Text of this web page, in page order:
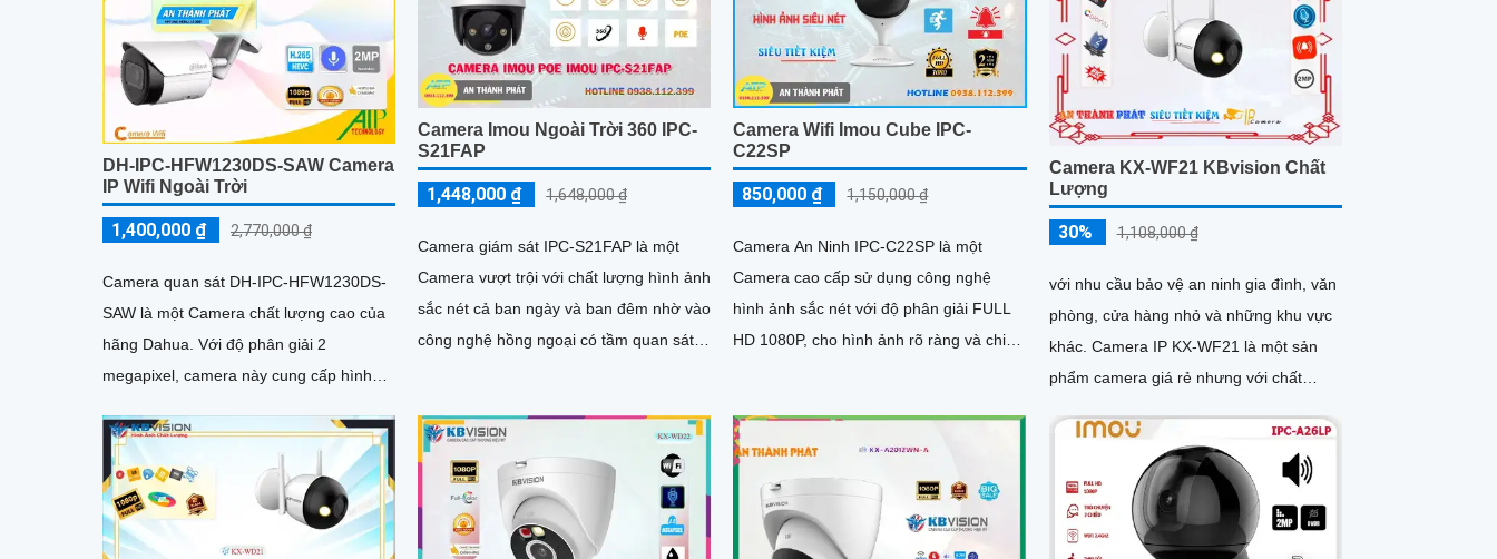
DH-IPC-HFW1230DS-SAW Camera
IP Wifi Ngoài Trời
1,400,000 ₫ 2,770,000 ₫
Camera quan sát DH-IPC-HFW1230DS-
SAW là một Camera chất lượng cao của
hãng Dahua. Với độ phân giải 2
megapixel, camera này cung cấp hình
Camera Imou Ngoài Trời 360 IPC-
S21FAP
1,448,000 ₫ 1,648,000 ₫
Camera giám sát IPC-S21FAP là một
Camera vượt trội với chất lượng hình ảnh
sắc nét cả ban ngày và ban đêm nhờ vào
công nghệ hồng ngoại có tầm quan sát
Camera Wifi Imou Cube IPC-
C22SP
850,000 ₫ 1,150,000 ₫
Camera An Ninh IPC-C22SP là một
Camera cao cấp sử dụng công nghệ
hình ảnh sắc nét với độ phân giải FULL
HD 1080P, cho hình ảnh rõ ràng và chi
Camera KX-WF21 KBvision Chất
Lượng
30% 1,108,000 ₫
với nhu cầu bảo vệ an ninh gia đình, văn
phòng, cửa hàng nhỏ và những khu vực
khác. Camera IP KX-WF21 là một sản
phẩm camera giá rẻ nhưng với chất